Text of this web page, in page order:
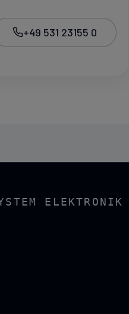
+49 531 23155 0
ELEKTRONIK